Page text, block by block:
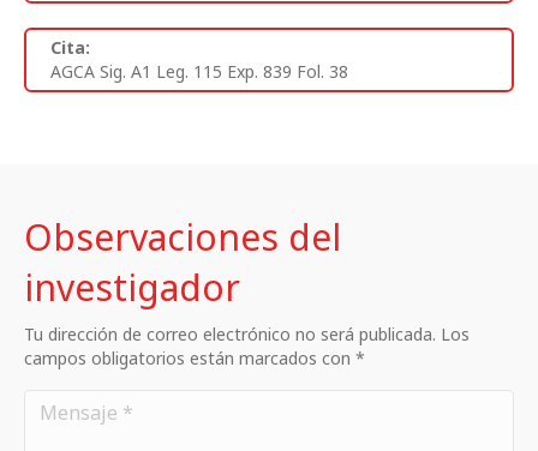
Cita:
AGCA Sig. A1 Leg. 115 Exp. 839 Fol. 38
Observaciones del
investigador
Tu dirección de correo electrónico no será publicada. Los
campos obligatorios están marcados con *